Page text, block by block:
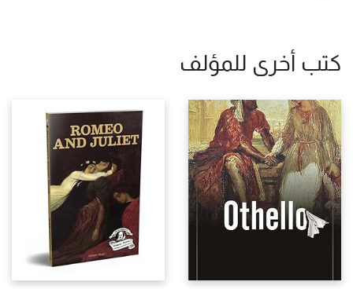
كتب أخرى للمؤلف